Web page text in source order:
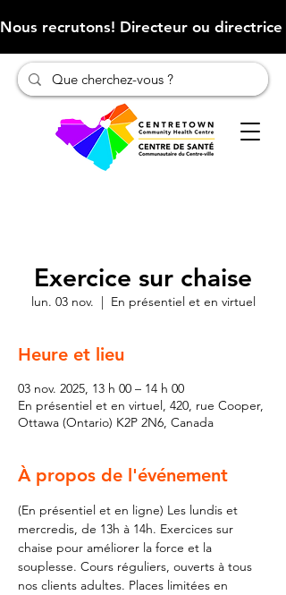
Nous recrutons! Directeur ou
Exercice sur chaise
lun. 03 nov.
  |
En présentiel et en virtuel
Heure et lieu
03 nov. 2025, 13 h 00 – 14 h 00
En présentiel et en virtuel, 420, rue Cooper,
Ottawa (Ontario) K2P 2N6, Canada
À propos de l'événement
(En présentiel et en ligne) Les lundis et
mercredis, de 13h à 14h. Exercices sur
chaise pour améliorer la force et la
souplesse. Cours réguliers, ouverts à tous
nos clients adultes. Places limitées en